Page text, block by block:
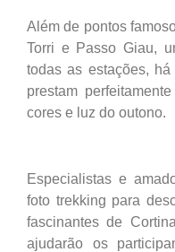
Além de pontos
Torri e Passo Giau,
todas as estações,
prestam
cores e luz do outono.
Especialistas e
foto trekking para
fascinantes de
ajudarão os